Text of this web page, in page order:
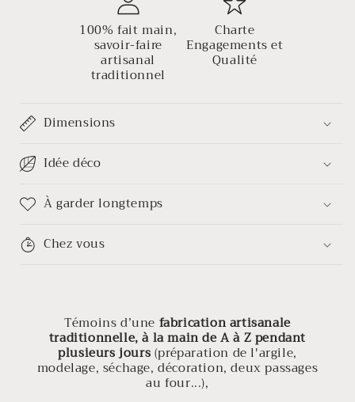
100% fait main,
savoir-faire
artisanal
traditionnel
Charte
Engagements et
Qualité
Dimensions
Idée déco
À garder longtemps
Chez vous
Témoins d’une fabrication artisanale
traditionnelle, à la main de A à Z pendant
plusieurs jours(préparation de l'argile,
modelage, séchage, décoration, deux passages
au four...),